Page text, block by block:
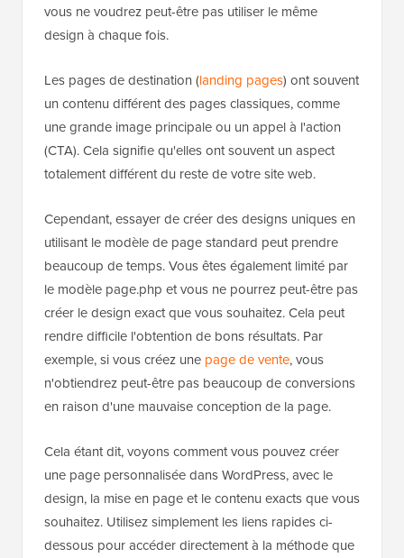
vous ne voudrez peut-être pas utiliser le même
design à chaque fois.
Les pages de destination (landing pages) ont souvent
un contenu différent des pages classiques, comme
une grande image principale ou un appel à l'action
(CTA). Cela signifie qu'elles ont souvent un aspect
totalement différent du reste de votre site web.
Cependant, essayer de créer des designs uniques en
utilisant le modèle de page standard peut prendre
beaucoup de temps. Vous êtes également limité par
le modèle page.php et vous ne pourrez peut-être pas
créer le design exact que vous souhaitez. Cela peut
rendre difficile l'obtention de bons résultats. Par
exemple, si vous créez une page de vente, vous
n'obtiendrez peut-être pas beaucoup de conversions
en raison d'une mauvaise conception de la page.
Cela étant dit, voyons comment vous pouvez créer
une page personnalisée dans WordPress, avec le
design, la mise en page et le contenu exacts que vous
souhaitez. Utilisez simplement les liens rapides ci-
dessous pour accéder directement à la méthode que